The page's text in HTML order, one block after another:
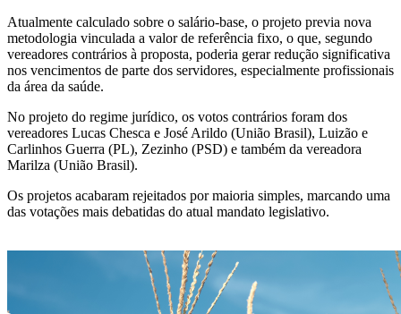
Atualmente calculado sobre o salário-base, o projeto previa nova
metodologia vinculada a valor de referência fixo, o que, segundo
vereadores contrários à proposta, poderia gerar redução significativa
nos vencimentos de parte dos servidores, especialmente profissionais
da área da saúde.
No projeto do regime jurídico, os votos contrários foram dos
vereadores Lucas Chesca e José Arildo (União Brasil), Luizão e
Carlinhos Guerra (PL), Zezinho (PSD) e também da vereadora
Marilza (União Brasil).
Os projetos acabaram rejeitados por maioria simples, marcando uma
das votações mais debatidas do atual mandato legislativo.